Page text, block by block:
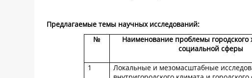
Предлагаемые темы научных исследований:
№
Наименование проблемы городского
социальной сферы
1
Локальные и мезомасштабные